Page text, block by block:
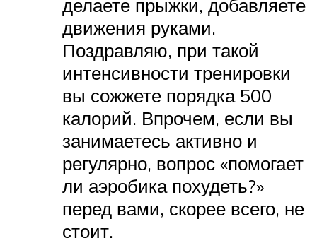
делаете прыжки, добавляете
движения руками.
Поздравляю, при такой
интенсивности тренировки
вы сожжете порядка 500
калорий. Впрочем, если вы
занимаетесь активно и
регулярно, вопрос «помогает
ли аэробика похудеть?»
перед вами, скорее всего, не
стоит.